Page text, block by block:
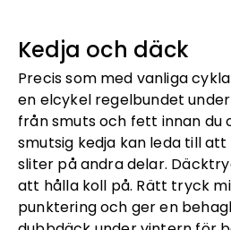
Kedja och däck
Precis som med vanliga
en elcykel regelbundet
från smuts och fett innan du
smutsig kedja kan leda till
sliter på andra delar.
att hålla koll på. Rätt tryck
punktering och ger en